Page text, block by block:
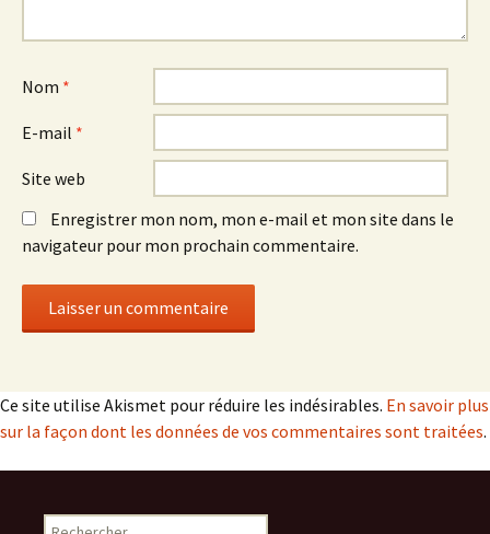
Nom *
E-mail *
Site web
Enregistrer mon nom, mon e-mail et mon site dans le
navigateur pour mon prochain commentaire.
Ce site utilise Akismet pour réduire les indésirables. En savoir plus
sur la façon dont les données de vos commentaires sont traitées.
Rechercher :